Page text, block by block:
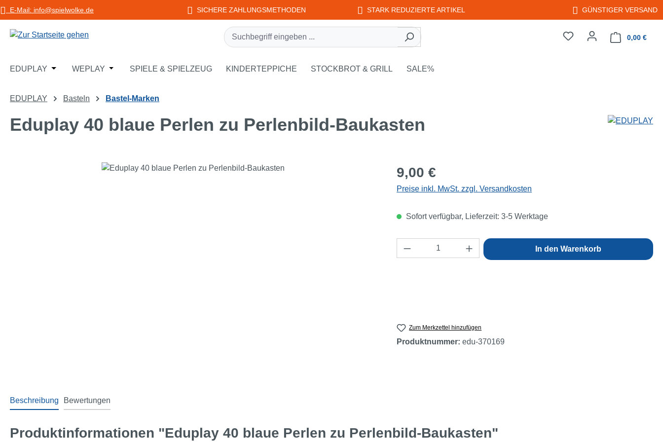
Hauptinhalt springen
Zur Suche springen
Zur Hauptnavigation springen
E-Mail: info@spielwolke.de SICHERE ZAHLUNGSMETHODEN STARK REDUZIERTE ARTIKEL GÜNSTIGER VERSAND
0,00 €
Warenkorb
EDUPLAY Öffne oder Schließe das Dropdown der Kategorie EDUPLAY
WEPLAY Öffne oder Schließe das Dropdown der Kategorie WEPLAY
SPIELE & SPIELZEUG KINDERTEPPICHE STOCKBROT & GRILL SALE%
EDUPLAY Basteln Bastel-Marken
Eduplay 40 blaue Perlen zu Perlenbild-Baukasten
Regulärer Preis:
9,00 €
Preise inkl. MwSt. zzgl. Versandkosten
Sofort verfügbar, Lieferzeit: 3-5 Werktage
Produkt Anzahl: Gib den gewünschten Wert ein
In den Warenkorb
Zum Merkzettel hinzufügen
Produktnummer: edu-370169
Beschreibung Bewertungen
Produktinformationen "Eduplay 40 blaue Perlen zu Perlenbild-Baukasten"